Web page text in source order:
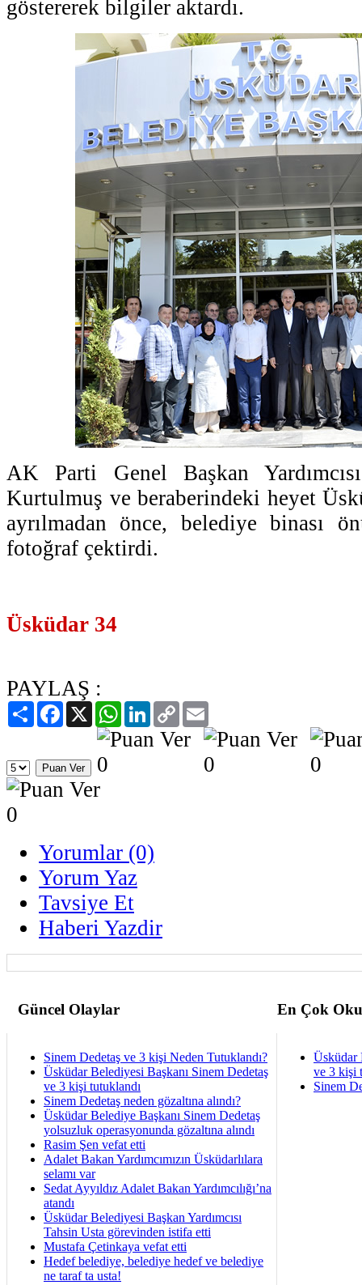
göstererek bilgiler aktardı.
AK Parti Genel Başkan
Kurtulmuş ve beraberindeki heyet
ayrılmadan önce, belediye binası
fotoğraf çektirdi.
Üsküdar 34
PAYLAŞ :
PaylaşFacebook
X WhatsAppLinkedIn
Copy
Link
Yorumlar (0)
Yorum Yaz
Tavsiye Et
Haberi Yazdir
Güncel Olaylar En Çok
Sinem Dedetaş ve 3 kişi Neden Tutuklandı?
Üsküdar Belediyesi Başkanı Sinem Dedetaş
ve 3 kişi tutuklandı
Sinem Dedetaş neden gözaltına alındı?
Üsküdar Belediye Başkanı Sinem Dedetaş
yolsuzluk operasyonunda gözaltına alındı
Rasim Şen vefat etti
Adalet Bakan Yardımcımızın Üsküdarlılara
selamı var
Sedat Ayyıldız Adalet Bakan Yardımcılığı’na
atandı
Üsküdar Belediyesi Başkan Yardımcısı
Tahsin Usta görevinden istifa etti
Mustafa Çetinkaya vefat etti
Hedef belediye, belediye hedef ve belediye
ne taraf ta usta!
Üsküdar
ve 3 kişi
Sinem